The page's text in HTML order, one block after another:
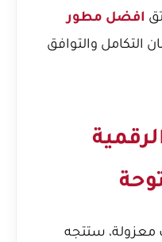
افضل مطور
التكامل والتوافق
معزولة، ستتجه